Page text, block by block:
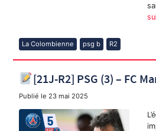
La Colombienne psg b R2
[21J-R2] PSG (3) – FC
Publié le23 mai 2025